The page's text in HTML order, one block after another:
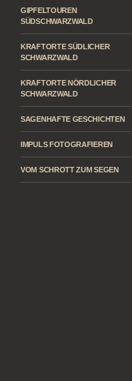
GIPFELTOUREN
SÜDSCHWARZWALD
KRAFTORTE SÜDLICHER
SCHWARZWALD
KRAFTORTE NÖRDLICHER
SCHWARZWALD
SAGENHAFTE GESCHICHTEN
IMPULS FOTOGRAFIEREN
VOM SCHROTT ZUM SEGEN